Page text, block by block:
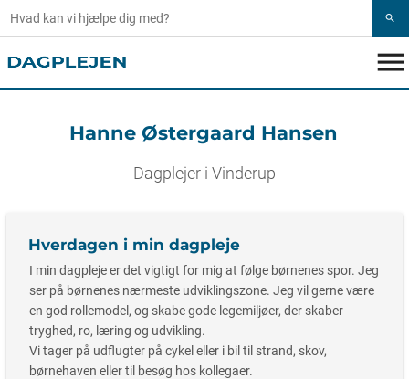
search
menu
Hanne Østergaard Hansen
Dagplejer i Vinderup
Hverdagen i min dagpleje
I min dagpleje er det vigtigt for mig at følge børnenes spor. Jeg
ser på børnenes nærmeste udviklingszone. Jeg vil gerne være
en god rollemodel, og skabe gode legemiljøer, der skaber
tryghed, ro, læring og udvikling.
Vi tager på udflugter på cykel eller i bil til strand, skov,
børnehaven eller til besøg hos kollegaer.